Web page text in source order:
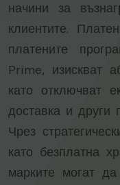
начини за
клиентите.
платените
Prime, изискват
като отключват
доставка и други
Чрез
като безплатна
марките могат